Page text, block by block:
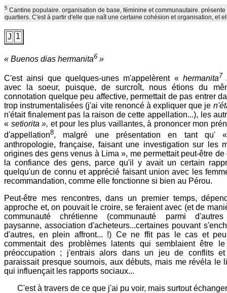
5 Cantine populaire. organisation de base, féminine et communautaire.
quartiers. C'est à partir d'elle que naît une certaine cohésion et organisation, et
J 1
« Buenos dias hermanita6 »
C'est ainsi que quelques-unes m'appelèrent « hermanita7
avec la soeur, puisque, de surcroît, nous étions du
connotation quelque peu affective, permettait de pas entrer
trop instrumentalisées (j'ai vite renoncé à expliquer que je
n'était finalement pas la raison de cette appellation...), les
« setiorita », et pour les plus vaillantes, à prononcer mon
d'appellation8, malgré une présentation en tant qu'
anthropologie, française, faisant une investigation sur les
origines des gens venus à Lima », me permettait peut-être
la confiance des gens, parce qu'il y avait un certain
quelqu'un de connu et apprécié faisant union avec les
recommandation, comme elle fonctionne si bien au Pérou.
Peut-être mes rencontres, dans un premier temps,
approche et, on pouvait le croire, se feraient avec (et de
communauté chrétienne (communauté parmi d'autres
paysanne, association d'acheteurs...certaines pouvant
d'autres, en plein affront... !) Ce ne ffit pas le cas et
commentait des problèmes latents qui semblaient être
préoccupation ; j'entrais alors dans un jeu de conflits
paraissait presque sournois, aux débuts, mais me révéla le
qui influençait les rapports sociaux...
C'est à travers de ce que j'ai pu voir, mais surtout